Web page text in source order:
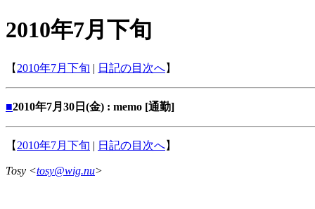
2010年7月下旬
【 2010年7月下旬 | 日記の目次へ】
■2010年7月30日(金) : memo [通勤]
【 2010年7月下旬 | 日記の目次へ】
Tosy <tosy@wig.nu>